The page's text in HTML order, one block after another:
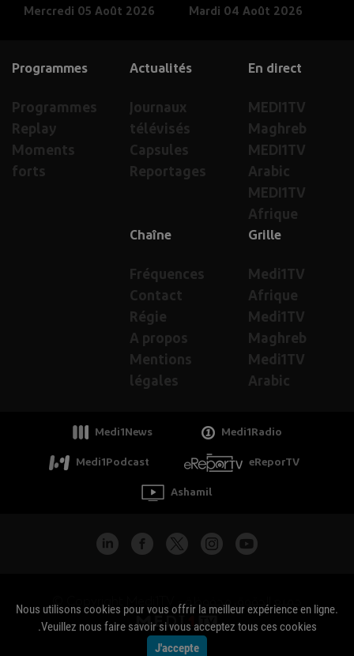
Mercredi 05 Août 2026 Mardi 04 Août 2026
En direct
MEDI1TV
Maghreb
MEDI1TV
Arabic
MEDI1TV
Afrique
Actualités
Journaux
télévisés
Capsules
Reportages
Programmes
Programmes
Replay
Moments
forts
Grille
Medi1TV
Afrique
Medi1TV
Maghreb
Medi1TV
Arabic
Chaîne
Fréquences
Contact
Régie
A propos
Mentions
légales
Medi1News Medi1Radio
Medi1Podcast eReporTV
Ashamil
جميع الحقوق محفوظة - Copyright Medi1TV ©
Nous utilisons cookies pour vous offrir la meilleur expérience en ligne.
Veuillez nous faire savoir si vous acceptez tous ces cookies.
J'accepte